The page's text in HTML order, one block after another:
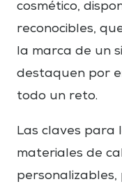
cosmético,
reconocibles,
la marca de un
destaquen por
todo un reto.
Las claves para
materiales de